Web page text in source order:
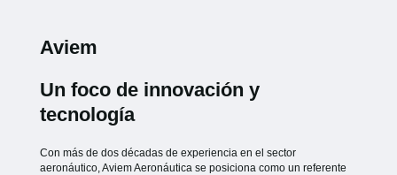
Aviem
Un foco de innovación y
tecnología
Con más de dos décadas de experiencia en el sector
aeronáutico, Aviem Aeronáutica se posiciona como un referente